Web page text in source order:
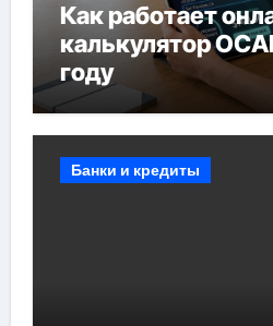
Как работает
калькулятор
году
Банки и кредиты